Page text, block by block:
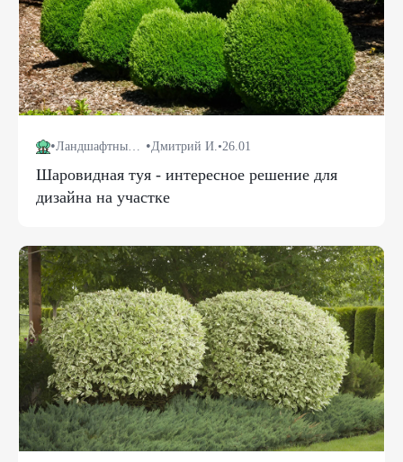
• Ландшафтный дизайн •Дмитрий И.•26.01
Шаровидная туя - интересное решение для
дизайна на участке